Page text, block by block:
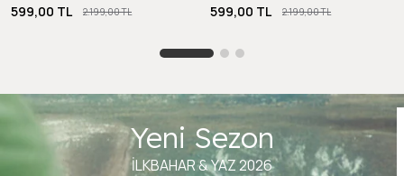
599,00 TL
2.199,00 TL
599,00 TL
2.199,00 TL
Yeni Sezon
İLKBAHAR & YAZ 2026